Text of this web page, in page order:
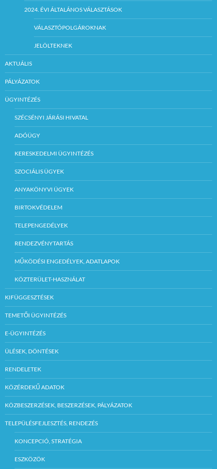
2024. ÉVI ÁLTALÁNOS VÁLASZTÁSOK
VÁLASZTÓPOLGÁROKNAK
JELÖLTEKNEK
AKTUÁLIS
PÁLYÁZATOK
ÜGYINTÉZÉS
SZÉCSÉNYI JÁRÁSI HIVATAL
ADÓÜGY
KERESKEDELMI ÜGYINTÉZÉS
SZOCIÁLIS ÜGYEK
ANYAKÖNYVI ÜGYEK
BIRTOKVÉDELEM
TELEPENGEDÉLYEK
RENDEZVÉNYTARTÁS
MŰKÖDÉSI ENGEDÉLYEK, ADATLAPOK
KÖZTERÜLET-HASZNÁLAT
KIFÜGGESZTÉSEK
TEMETŐI ÜGYINTÉZÉS
E-ÜGYINTÉZÉS
ÜLÉSEK, DÖNTÉSEK
RENDELETEK
KÖZÉRDEKŰ ADATOK
KÖZBESZERZÉSEK, BESZERZÉSEK, PÁLYÁZATOK
TELEPÜLÉSFEJLESZTÉS, RENDEZÉS
KONCEPCIÓ, STRATÉGIA
ESZKÖZÖK